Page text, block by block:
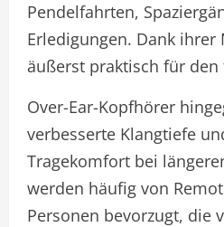
Pendelfahrten,
Erledigungen. Dank
äußerst praktisch für den
Over-Ear-Kopfhörer
verbesserte Klangtiefe
Tragekomfort bei
werden häufig von
Personen bevorzugt, die